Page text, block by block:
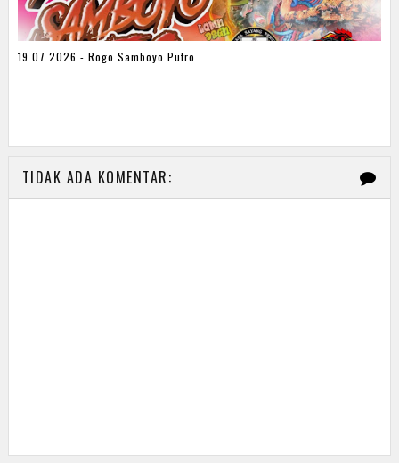
19 07 2026 - Rogo Samboyo Putro
TIDAK ADA KOMENTAR: